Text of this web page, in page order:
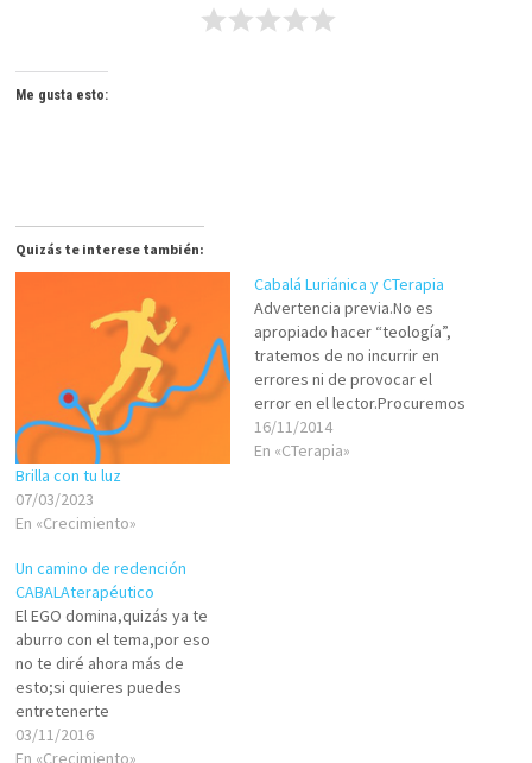
Me gusta esto:
Quizás te interese también:
Brilla con tu luz
07/03/2023
En «Crecimiento»
Cabalá Luriánica y CTerapia
Advertencia previa.No es
apropiado hacer “teología”,
tratemos de no incurrir en
errores ni de provocar el
error en el lector.Procuremos
mantenernos dentro de
estrictos límites, en la medida
16/11/2014
En «CTerapia»
Un camino de redención
CABALAterapéutico
El EGO domina,quizás ya te
aburro con el tema,por eso
no te diré ahora más de
esto;si quieres puedes
entretenerte
leyendo/estudiando los
cientos de textos al respecto
03/11/2016
En «Crecimiento»